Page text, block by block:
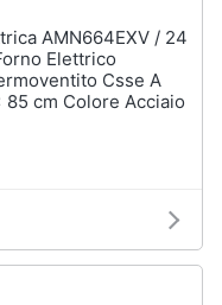
AMN664EXV / 24
Elettrico
Csse A
cm Colore Acciaio